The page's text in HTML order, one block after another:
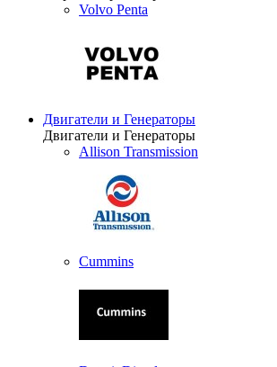
Volvo Penta
Двигатели и Генераторы
Двигатели и Генераторы
Allison Transmission
Cummins